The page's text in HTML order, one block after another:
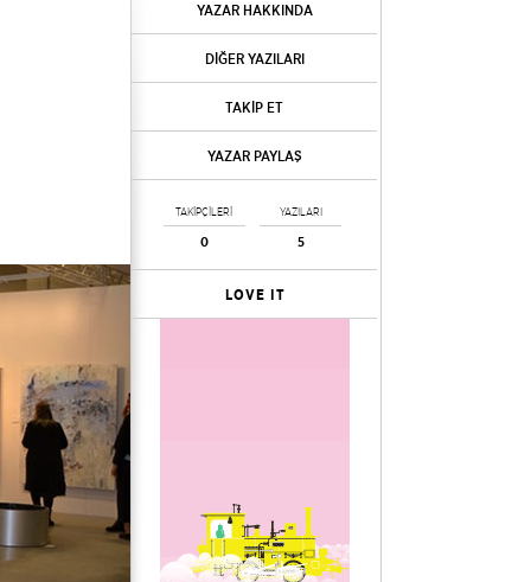
YAZAR HAKKINDA
DİĞER YAZILARI
TAKİP ET
YAZAR PAYLAŞ
TAKİPÇİLERİ
0
YAZILARI
5
LOVE IT